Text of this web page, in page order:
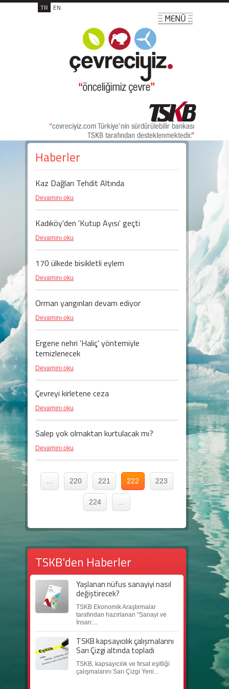
TR EN
Haberler
Kaz Dağları Tehdit Altında
Devamını oku
Kadıköy'den 'Kutup Ayısı' geçti
Devamını oku
170 ülkede bisikletli eylem
Devamını oku
Orman yangınları devam ediyor
Devamını oku
Ergene nehri 'Haliç' yöntemiyle
temizlenecek
Devamını oku
Çevreyi kirletene ceza
Devamını oku
Salep yok olmaktan kurtulacak mı?
Devamını oku
220 221 222 223
224
TSKB'den Haberler
Yaşlanan nüfus sanayiyi nasıl
değiştirecek?
TSKB Ekonomik Araştırmalar
tarafından hazırlanan “Sanayi ve
İnsan:...
TSKB kapsayıcılık çalışmalarını
Sarı Çizgi altında topladı
TSKB, kapsayıcılık ve fırsat eşitliği
çalışmalarını Sarı Çizgi Yeni...